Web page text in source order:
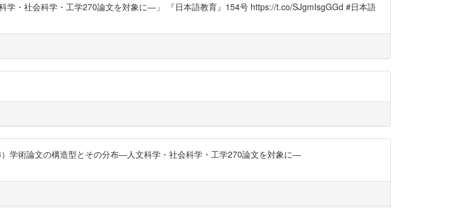
学・社会科学・工学270論文を対象に―」 『日本語教育』154号 https://t.co/SJgmIsgGGd #日本語
学術論文の構造型とその分布―人文科学・社会科学・工学270論文を対象に―